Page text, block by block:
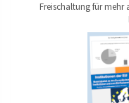
Freischaltung für mehr